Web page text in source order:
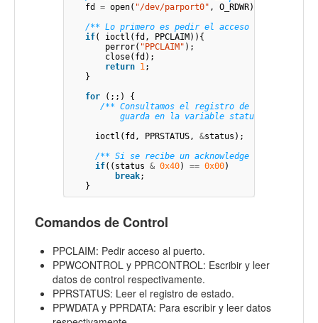
fd
= open( "/dev/parport0" , O_RDWR);
/** Lo primero es pedir el acceso al puerto.
if( ioctl ( fd , PPCLAIM )){
perror( "PPCLAIM" );
close( fd );
return 1;
}
for
(;;)
{
/** Consultamos el registro de estado y el
       guarda en la variable status. **/
ioctl ( fd , PPRSTATUS, &status );
/** Si se recibe un acknowledge salimos del
if(( status & 0x40) == 0x00)
break;
}
Comandos de Control
PPCLAIM: Pedir acceso al puerto.
PPWCONTROL y PPRCONTROL: Escribir y leer
datos de control respectivamente.
PPRSTATUS: Leer el registro de estado.
PPWDATA y PPRDATA: Para escribir y leer datos